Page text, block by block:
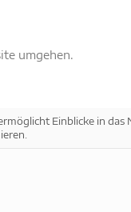
umgehen.
Einblicke in